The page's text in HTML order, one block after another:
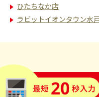
ひたちなか店
ラビットイオンタウン水